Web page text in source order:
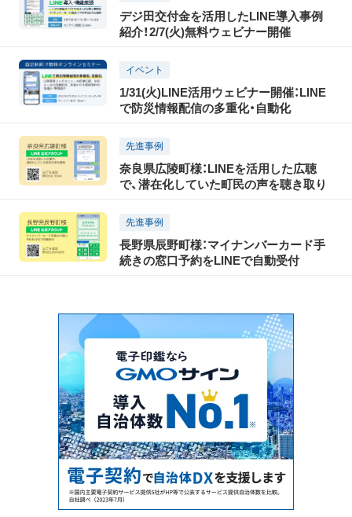
デジ田交付金を活用したLINE導入事例
紹介！2/7(火)無料ウェビナー開催
イベント
1/31(火)LINE活用ウェビナー開催：LINE
で防災情報配信の多重化・自動化
先進事例
奈良県広陵町様：LINEを活用した広聴
で、潜在化していた町民の声を聴き取り
先進事例
長野県辰野町様：マイナンバーカード手
続きの窓口予約をLINEで自動受付